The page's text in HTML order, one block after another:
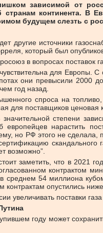
зависимой от
континента. В
будущем слезть с
другие источники
который был
в вопросах поставок
чувствительна для
они превысили 2000
год назад.
спроса на
для поставщиков ценовая
степени
европейцев нарастить
но РФ этого не
возможно”.
заметить, что в 2021
контрактом
в среднем 54 миллиона
опустились
увеличивать поставки
году может